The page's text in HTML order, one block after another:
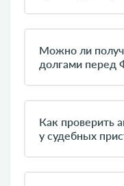
Можно ли
долгами перед
Как проверить
у судебных